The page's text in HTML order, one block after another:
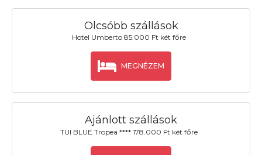
Olcsóbb szállások
Hotel Umberto 85.000 Ft két főre
MEGNÉZEM
Ajánlott szállások
TUI BLUE Tropea **** 178.000 Ft két főre